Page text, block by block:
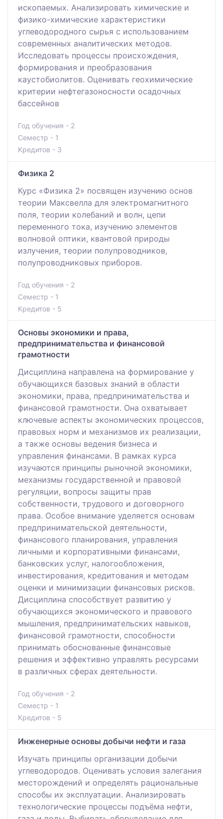
ископаемых. Анализировать химические и
физико-химические характеристики
углеводородного сырья с использованием
современных аналитических методов.
Исследовать процессы происхождения,
формирования и преобразования
каустобиолитов. Оценивать геохимические
критерии нефтегазоносности осадочных
бассейнов
Год обучения - 2
Семестр - 1
Кредитов - 3
Физика 2
Курс «Физика 2» посвящен изучению основ
теории Максвелла для электромагнитного
поля, теории колебаний и волн, цепи
переменного тока, изучению элементов
волновой оптики, квантовой природы
излучения, теории полупроводников,
полупроводниковых приборов.
Год обучения - 2
Семестр - 1
Кредитов - 5
Основы экономики и права,
предпринимательства и финансовой
грамотности
Дисциплина направлена на формирование у
обучающихся базовых знаний в области
экономики, права, предпринимательства и
финансовой грамотности. Она охватывает
ключевые аспекты экономических процессов,
правовых норм и механизмов их реализации,
а также основы ведения бизнеса и
управления финансами. В рамках курса
изучаются принципы рыночной экономики,
механизмы государственной и правовой
регуляции, вопросы защиты прав
собственности, трудового и договорного
права. Особое внимание уделяется основам
предпринимательской деятельности,
финансового планирования, управления
личными и корпоративными финансами,
банковских услуг, налогообложения,
инвестирования, кредитования и методам
оценки и минимизации финансовых рисков.
Дисциплина способствует развитию у
обучающихся экономического и правового
мышления, предпринимательских навыков,
финансовой грамотности, способности
принимать обоснованные финансовые
решения и эффективно управлять ресурсами
в различных сферах деятельности.
Год обучения - 2
Семестр - 1
Кредитов - 5
Инженерные основы добычи нефти и газа
Изучать принципы организации добычи
углеводородов. Оценивать условия залегания
месторождений и определять рациональные
способы их эксплуатации. Анализировать
технологические процессы подъёма нефти,